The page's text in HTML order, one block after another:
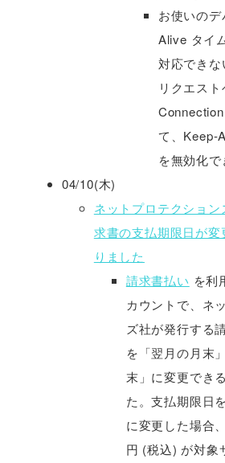
お使いの
Alive タイ
対応でき
リクエス
て、Keep-
を無効化で
04/10(木)
ネットプロテクショ
求書の支払期限日が変
りました
請求書払い を利
カウントで、ネ
ズ社が発行する
を「翌月の月末
末」に変更でき
た。支払期限日
に変更した場合
円 (税込) が対象